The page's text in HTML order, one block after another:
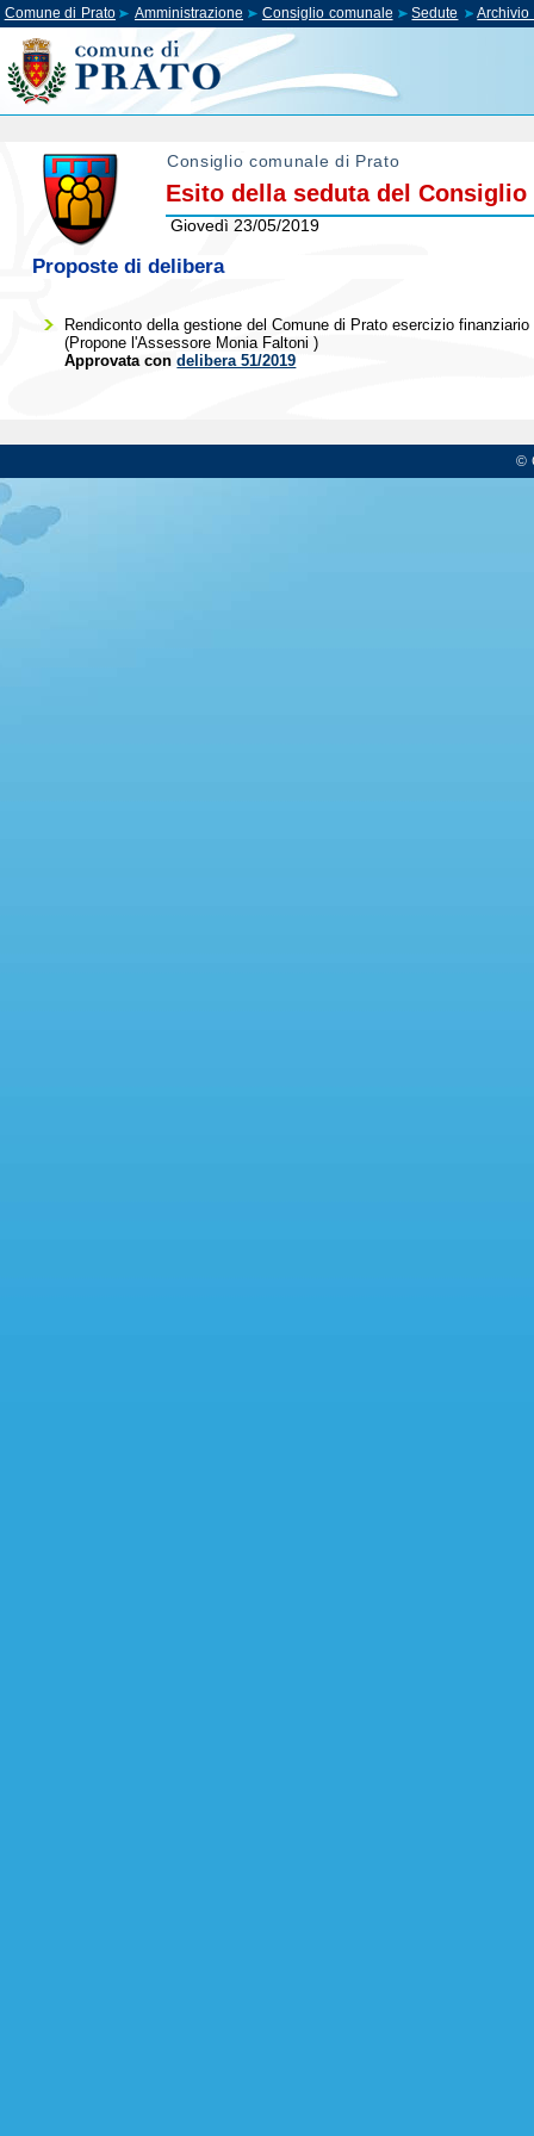
Comune di Prato Amministrazione Consiglio comunale Sedute Archivio
Consiglio comunale di Prato
Esito della seduta del Consiglio
Giovedì 23/05/2019
Proposte di delibera
Rendiconto della gestione del Comune di Prato esercizio
(Propone l'Assessore Monia Faltoni )
Approvata condelibera 51/2019
©